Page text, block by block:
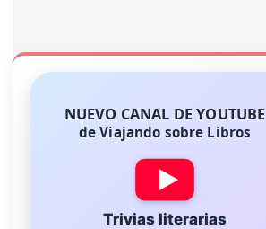
NUEVO CANAL DE YOUTUBE
de Viajando sobre Libros
Trivias literarias